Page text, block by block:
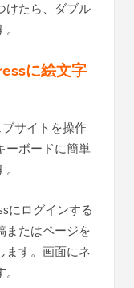
けたら、ダブル
に絵文字
サイトを操作
ーボードに簡単
にログインする
またはページを
ます。画面にネ